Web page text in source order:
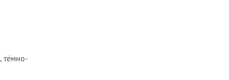
тёмно-